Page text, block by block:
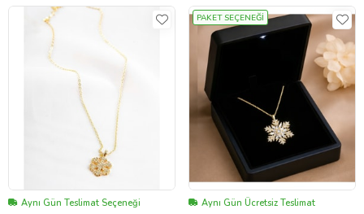
Aynı Gün Teslimat Seçeneği
PAKET SEÇENEĞİ
Aynı Gün Ücretsiz Teslimat